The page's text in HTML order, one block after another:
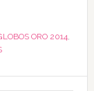
ORO 2014